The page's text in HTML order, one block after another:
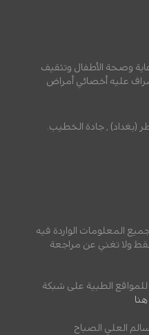
وصحة الأطفال وتثقيف
عليه أخصائي أمراض
(بغداد) , جادة الخطيب.
المعلومات الواردة فيه
ولا تغني عن مراجعة
للمواقع الطبية على شبكة
هنا
العلي الصباح